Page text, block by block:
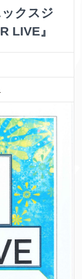
ックスジ
LIVE』